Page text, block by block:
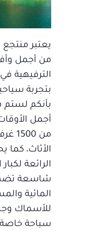
يعتبر منتجع
من أجمل
الترفيهية
بتجربة
بأنكم لستم
أجمل
من
الأثاث،
الرائعة
شاسعة تضم
المائية
للأسماك
سباحة خاصة